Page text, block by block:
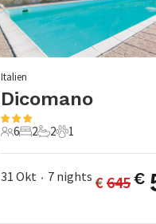
Italien
Dicomano
6 Gäste
6
2 Schlafzimmer
2
2 Badezimmer
2
1 Haustier
1
31 Okt • 7 nights € 645€